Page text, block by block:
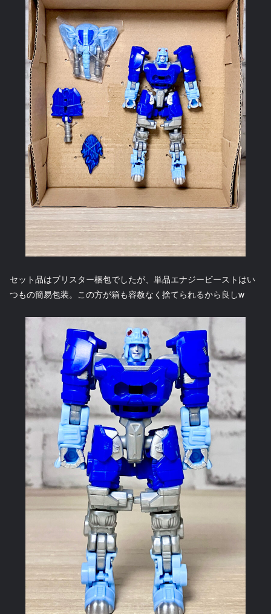
セット品はブリスター梱包でしたが、単品エナジービーストはい
つもの簡易包装。この方が箱も容赦なく捨てられるから良しw